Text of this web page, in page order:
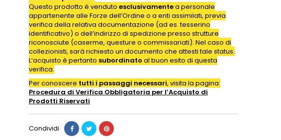
Questo prodotto è venduto esclusivamentea personale
appartenente alle Forze dell’Ordine o a enti assimilati, previa
verifica della relativa documentazione (ad es. tesserino
identificativo) o dell’indirizzo di spedizione presso strutture
riconosciute (caserme, questure o commissariati). Nel caso di
collezionisti, sarà richiesto un documento che attesti tale status.
L’acquisto è pertanto subordinato al buon esito di questa
verifica.
Per conoscere tutti i passaggi necessari, visita la pagina:
Procedura di Verifica Obbligatoria per l’Acquisto di
Prodotti Riservati
Condividi